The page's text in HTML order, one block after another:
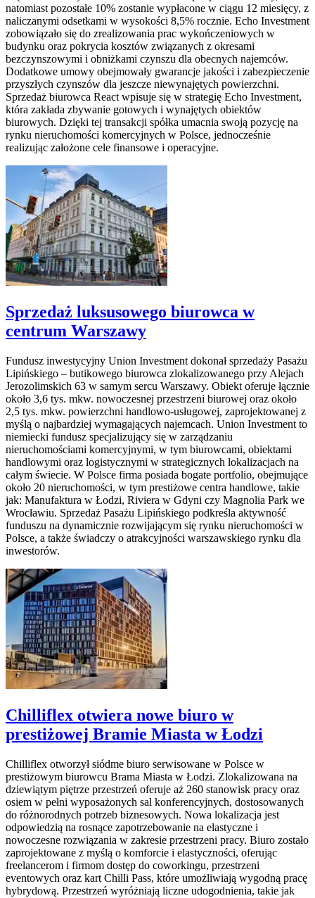
natomiast pozostałe 10% zostanie wypłacone w ciągu 12 miesięcy, z
naliczanymi odsetkami w wysokości 8,5% rocznie. Echo Investment
zobowiązało się do zrealizowania prac wykończeniowych w
budynku oraz pokrycia kosztów związanych z okresami
bezczynszowymi i obniżkami czynszu dla obecnych najemców.
Dodatkowe umowy obejmowały gwarancje jakości i zabezpieczenie
przyszłych czynszów dla jeszcze niewynajętych powierzchni.
Sprzedaż biurowca React wpisuje się w strategię Echo Investment,
która zakłada zbywanie gotowych i wynajętych obiektów
biurowych. Dzięki tej transakcji spółka umacnia swoją pozycję na
rynku nieruchomości komercyjnych w Polsce, jednocześnie
realizując założone cele finansowe i operacyjne.
Sprzedaż luksusowego biurowca w
centrum Warszawy
Fundusz inwestycyjny Union Investment dokonał sprzedaży Pasażu
Lipińskiego – butikowego biurowca zlokalizowanego przy Alejach
Jerozolimskich 63 w samym sercu Warszawy. Obiekt oferuje łącznie
około 3,6 tys. mkw. nowoczesnej przestrzeni biurowej oraz około
2,5 tys. mkw. powierzchni handlowo-usługowej, zaprojektowanej z
myślą o najbardziej wymagających najemcach. Union Investment to
niemiecki fundusz specjalizujący się w zarządzaniu
nieruchomościami komercyjnymi, w tym biurowcami, obiektami
handlowymi oraz logistycznymi w strategicznych lokalizacjach na
całym świecie. W Polsce firma posiada bogate portfolio, obejmujące
około 20 nieruchomości, w tym prestiżowe centra handlowe, takie
jak: Manufaktura w Łodzi, Riviera w Gdyni czy Magnolia Park we
Wrocławiu. Sprzedaż Pasażu Lipińskiego podkreśla aktywność
funduszu na dynamicznie rozwijającym się rynku nieruchomości w
Polsce, a także świadczy o atrakcyjności warszawskiego rynku dla
inwestorów.
Chilliflex otwiera nowe biuro w
prestiżowej Bramie Miasta w Łodzi
Chilliflex otworzył siódme biuro serwisowane w Polsce w
prestiżowym biurowcu Brama Miasta w Łodzi. Zlokalizowana na
dziewiątym piętrze przestrzeń oferuje aż 260 stanowisk pracy oraz
osiem w pełni wyposażonych sal konferencyjnych, dostosowanych
do różnorodnych potrzeb biznesowych. Nowa lokalizacja jest
odpowiedzią na rosnące zapotrzebowanie na elastyczne i
nowoczesne rozwiązania w zakresie przestrzeni pracy. Biuro zostało
zaprojektowane z myślą o komforcie i elastyczności, oferując
freelancerom i firmom dostęp do coworkingu, przestrzeni
eventowych oraz kart Chilli Pass, które umożliwiają wygodną pracę
hybrydową. Przestrzeń wyróżniają liczne udogodnienia, takie jak